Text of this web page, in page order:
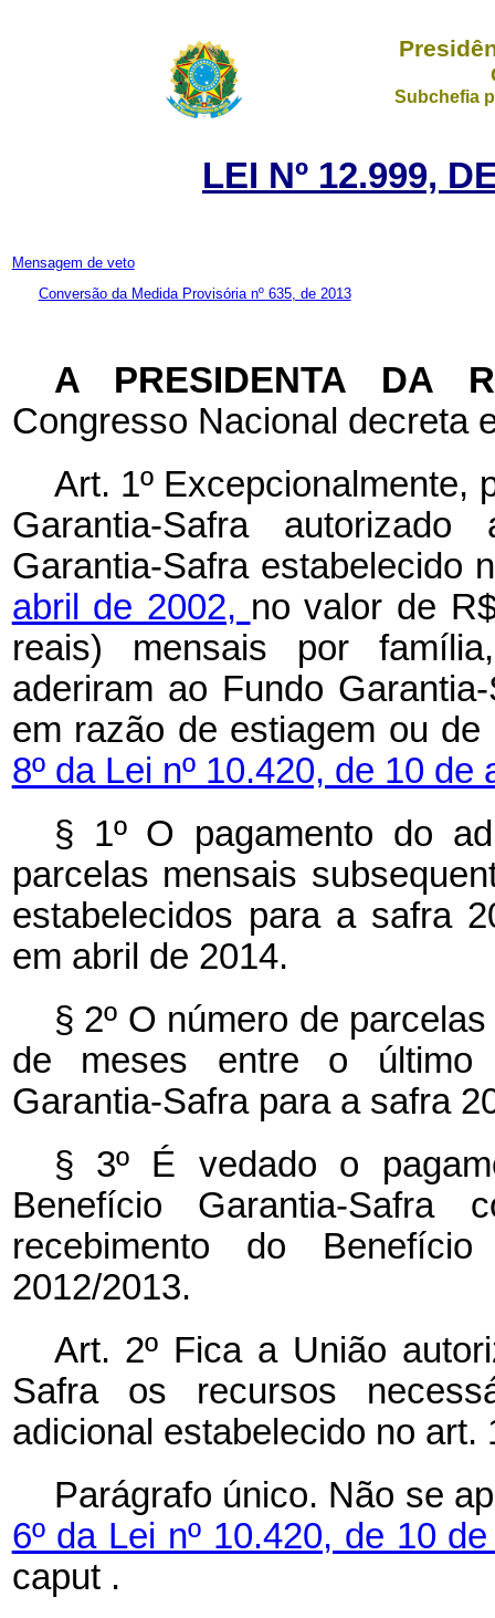
Subchefia
LEI Nº 12.999,
Mensagem de veto
Conversão da Medida Provisória nº 635, de 2013
A PRESIDENTA DA
Congresso Nacional decreta
Art. 1º Excepcionalmente,
Garantia-Safra
Garantia-Safra estabelecido
abril de 2002, no valor de
reais) mensais por
aderiram ao Fundo
em razão de estiagem ou
8º da Lei nº 10.420, de 10 de
§ 1º O pagamento do
parcelas mensais
estabelecidos para a safra
em abril de 2014.
§ 2º O número de
de meses entre o último
Garantia-Safra para a safra
§ 3º É vedado o
Benefício Garantia-
recebimento do
2012/2013.
Art. 2º Fica a União
Safra os recursos
adicional estabelecido no art.
Parágrafo único. Não se
6º da Lei nº 10.420, de 10
caput .